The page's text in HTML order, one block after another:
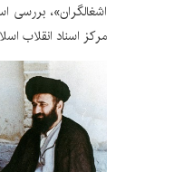
مرکز اسناد انقلاب